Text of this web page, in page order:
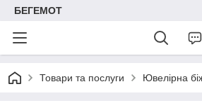
БЕГЕМОТ
Товари та послуги Ювелірна